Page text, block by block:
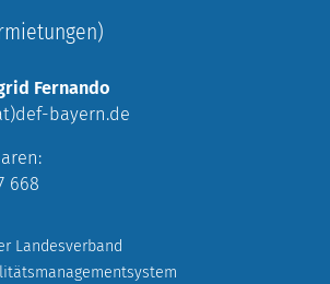
Fernando
bayern.de
668
Landesverband